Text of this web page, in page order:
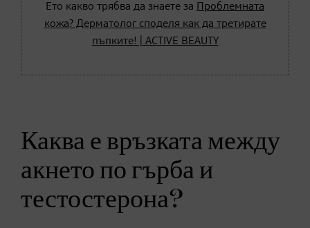
Ето какво трябва да знаете за
Проблемната
кожа? Дерматолог споделя как да третирате
пъпките! | ACTIVE BEAUTY
Каква е връзката между
акнето по гърба и
тестостерона?